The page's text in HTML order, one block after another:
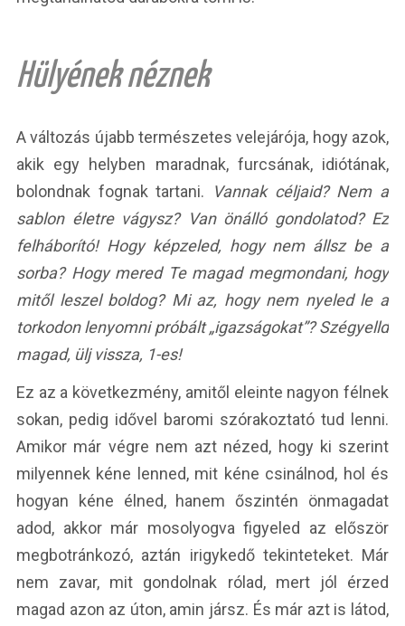
Hülyének néznek
A változás újabb természetes velejárója, hogy azok,
akik egy helyben maradnak, furcsának, idiótának,
bolondnak fognak tartani.
Vannak céljaid? Nem a
sablon életre vágysz? Van önálló gondolatod? Ez
felháborító! Hogy képzeled, hogy nem állsz be a
sorba? Hogy mered Te magad megmondani, hogy
mitől leszel boldog? Mi az, hogy nem nyeled le a
torkodon lenyomni próbált „igazságokat”? Szégyelld
magad, ülj vissza, 1-es!
Ez az a következmény, amitől eleinte nagyon félnek
sokan, pedig idővel baromi szórakoztató tud lenni.
Amikor már végre nem azt nézed, hogy ki szerint
milyennek kéne lenned, mit kéne csinálnod, hol és
hogyan kéne élned, hanem őszintén önmagadat
adod, akkor már mosolyogva figyeled az először
megbotránkozó, aztán irigykedő tekinteteket. Már
nem zavar, mit gondolnak rólad, mert jól érzed
magad azon az úton, amin jársz. És már azt is látod,